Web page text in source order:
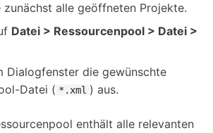
zunächst alle geöffneten Projekte.
Datei > Ressourcenpool > Datei >
Dialogfenster die gewünschte
Datei ( *.xml ) aus.
enthält alle relevanten